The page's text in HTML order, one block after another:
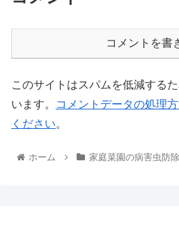
コメントを書
このサイトはスパムを低減する
います。
コメントデータの処理
ください。
ホーム 家庭菜園の病害虫防除